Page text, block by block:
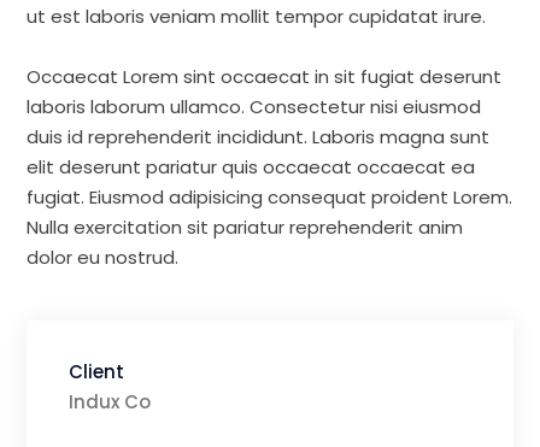
ut est laboris veniam mollit tempor cupidatat irure.
Occaecat Lorem sint occaecat in sit fugiat deserunt
laboris laborum ullamco. Consectetur nisi eiusmod
duis id reprehenderit incididunt. Laboris magna sunt
elit deserunt pariatur quis occaecat occaecat ea
fugiat. Eiusmod adipisicing consequat proident Lorem.
Nulla exercitation sit pariatur reprehenderit anim
dolor eu nostrud.
Client
Indux Co